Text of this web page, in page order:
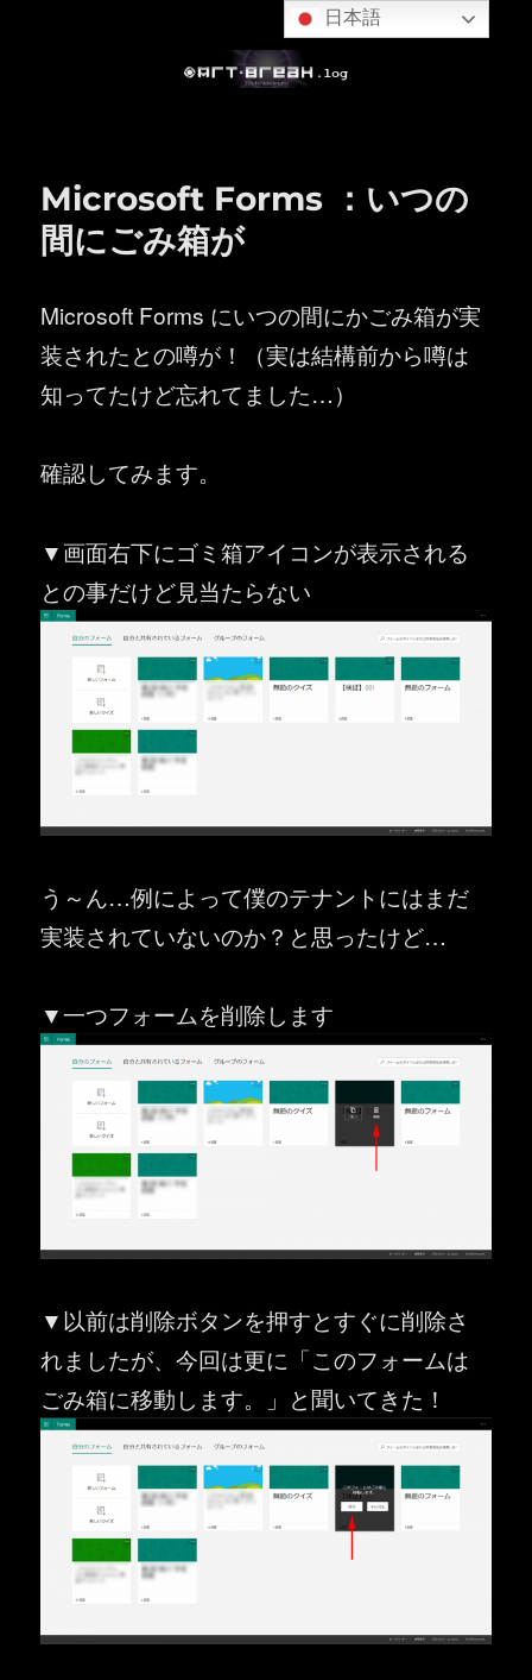
Microsoft Forms ：いつの
間にごみ箱が
Microsoft Forms にいつの間にかごみ箱が実
装されたとの噂が！（実は結構前から噂は
知ってたけど忘れてました…）
確認してみます。
▼画面右下にゴミ箱アイコンが表示される
との事だけど見当たらない
う～ん…例によって僕のテナントにはまだ
実装されていないのか？と思ったけど…
▼一つフォームを削除します
▼以前は削除ボタンを押すとすぐに削除さ
れましたが、今回は更に「このフォームは
ごみ箱に移動します。」と聞いてきた！
日本語